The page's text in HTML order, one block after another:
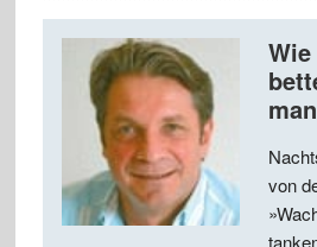
man
von